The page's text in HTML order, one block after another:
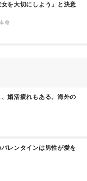
を大切にしよう」と決意
命
婚活疲れもある。海外の
レンタインは男性が愛を